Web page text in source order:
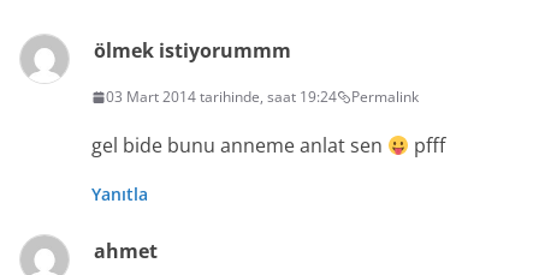
ölmek istiyorummm
03 Mart 2014 tarihinde, saat 19:24 Permalink
gel bide bunu anneme anlat sen pfff
Yanıtla
ahmet